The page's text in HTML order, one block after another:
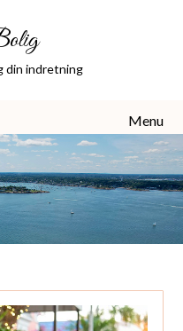
din indretning
Menu